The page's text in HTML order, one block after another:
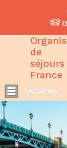
de
séjours
France
NAVIGATION